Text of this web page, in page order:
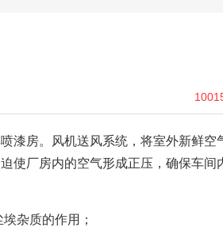
漆房。风机送风系统，将室外新鲜空
使厂房内的空气形成正压，确保车间
杂质的作用；